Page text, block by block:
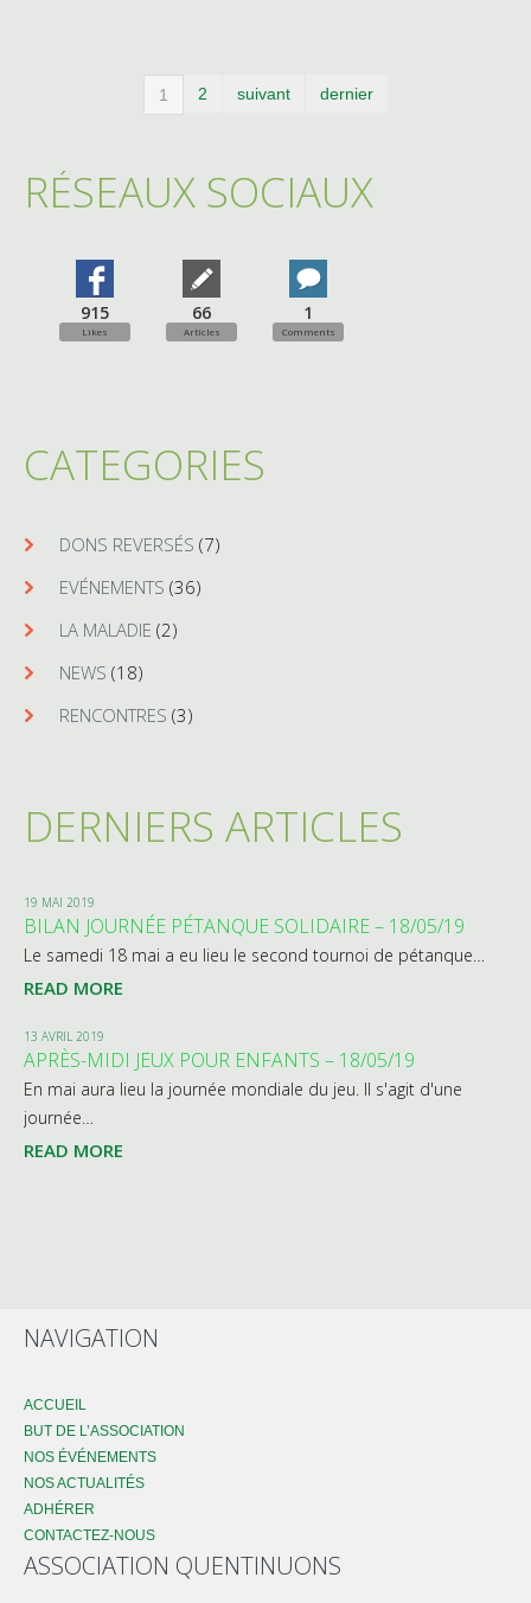
1 2 suivant dernier
RÉSEAUX SOCIAUX
915
Likes
66
Articles
1
Comments
CATEGORIES
DONS REVERSÉS (7)
EVÉNEMENTS (36)
LA MALADIE (2)
NEWS (18)
RENCONTRES (3)
DERNIERS ARTICLES
19 MAI 2019
BILAN JOURNÉE PÉTANQUE SOLIDAIRE – 18/05/19
Le samedi 18 mai a eu lieu le second tournoi de pétanque…
READ MORE
13 AVRIL 2019
APRÈS-MIDI JEUX POUR ENFANTS – 18/05/19
En mai aura lieu la journée mondiale du jeu. Il s'agit d'une
journée…
READ MORE
NAVIGATION
ACCUEIL
BUT DE L’ASSOCIATION
NOS ÉVÉNEMENTS
NOS ACTUALITÉS
ADHÉRER
CONTACTEZ-NOUS
ASSOCIATION QUENTINUONS